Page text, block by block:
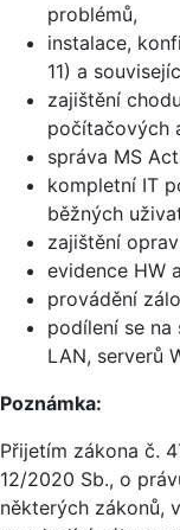
problémů,
instalace,
11) a
zajištění
počítačových
správa MS
kompletní IT
běžných
zajištění
evidence HW
provádění
podílení se
LAN, serverů
Poznámka:
Přijetím zákona č.
12/2020 Sb., o
některých zákonů,